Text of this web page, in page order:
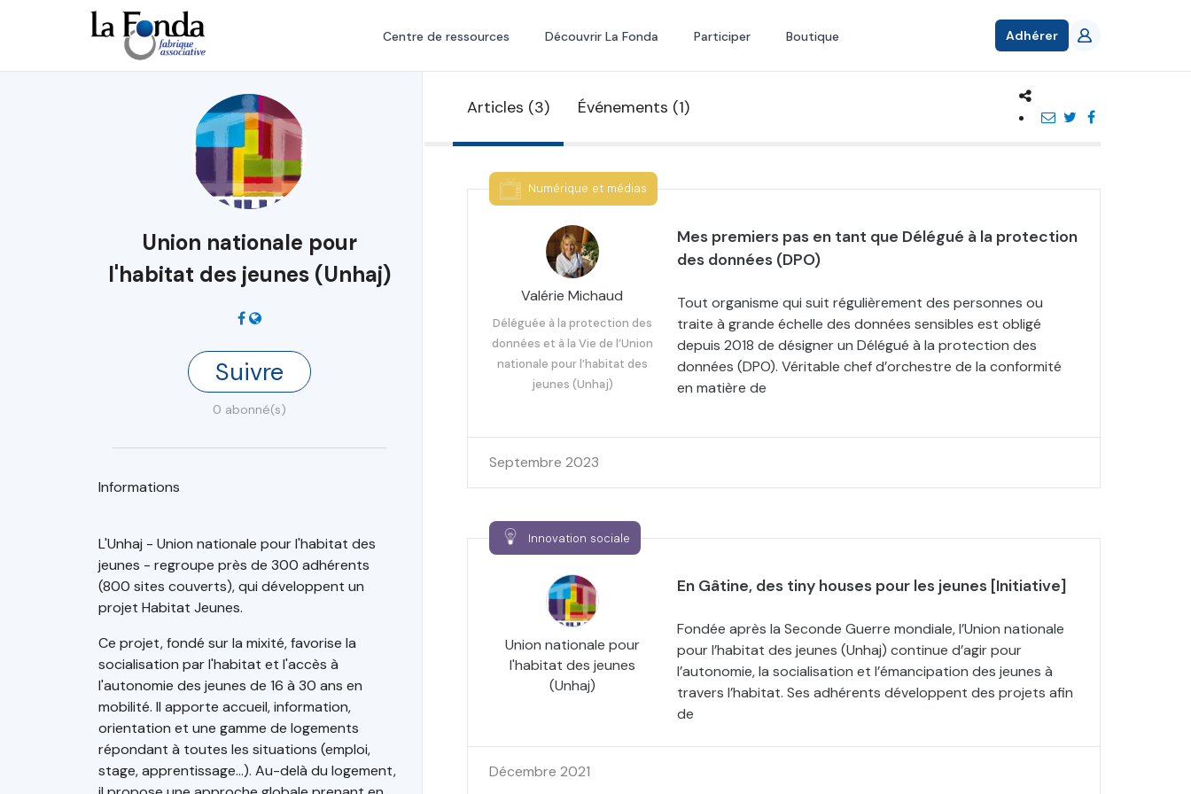
principal
Centre de ressources Découvrir La Fonda Participer Boutique Adhérer
Union nationale pour
l'habitat des jeunes (Unhaj)
Suivre
0 abonné(s)
Informations
L'Unhaj - Union nationale pour l'habitat des
jeunes - regroupe près de 300 adhérents
(800 sites couverts), qui développent un
projet Habitat Jeunes.
Ce projet, fondé sur la mixité, favorise la
socialisation par l'habitat et l'accès à
l'autonomie des jeunes de 16 à 30 ans en
mobilité. Il apporte accueil, information,
orientation et une gamme de logements
répondant à toutes les situations (emploi,
stage, apprentissage...). Au-delà du logement,
Articles (3) Événements (1)
Numérique et médias
Valérie Michaud
Déléguée à la protection des
données et à la Vie de l’Union
nationale pour l’habitat des
jeunes (Unhaj)
Mes premiers pas en tant que Délégué à la protection
des données (DPO)
Tout organisme qui suit régulièrement des personnes ou
traite à grande échelle des données sensibles est obligé
depuis 2018 de désigner un Délégué à la protection des
données (DPO). Véritable chef d’orchestre de la conformité
en matière de
Septembre 2023
Innovation sociale
Union nationale pour
l'habitat des jeunes
(Unhaj)
En Gâtine, des tiny houses pour les jeunes [Initiative]
Fondée après la Seconde Guerre mondiale, l’Union nationale
pour l’habitat des jeunes (Unhaj) continue d’agir pour
l’autonomie, la socialisation et l’émancipation des jeunes à
travers l’habitat. Ses adhérents développent des projets afin
de
Décembre 2021